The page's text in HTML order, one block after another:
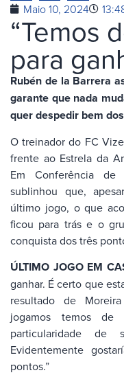
Maio 10, 2024
“Temos
para
Rubén de la Barrera
garante que nada
quer despedir bem
O treinador do FC
frente ao Estrela da
Em Conferência
sublinhou que,
último jogo, o que
ficou para trás e o
conquista dos três
ÚLTIMO JOGO EM
ganhar. É certo que
resultado de
jogamos temos
particularidade
Evidentemente
pontos.”